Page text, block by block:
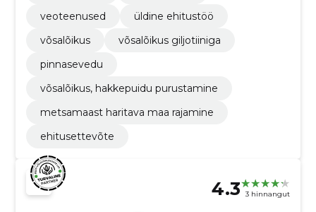
veoteenused
üldine ehitustöö
võsalõikus
võsalõikus giljotiiniga
pinnasevedu
võsalõikus, hakkepuidu purustamine
metsamaast haritava maa rajamine
ehitusettevõte
4.3 3 hinnangut